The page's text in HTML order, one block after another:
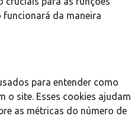
funcionará da maneira
para entender como
o site. Esses cookies ajudam
as métricas do número de